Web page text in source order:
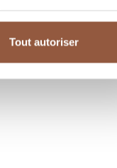
Tout autoriser